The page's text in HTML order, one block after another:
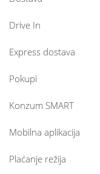
Drive In
Express dostava
Pokupi
Konzum SMART
Mobilna aplikacija
Plaćanje režija